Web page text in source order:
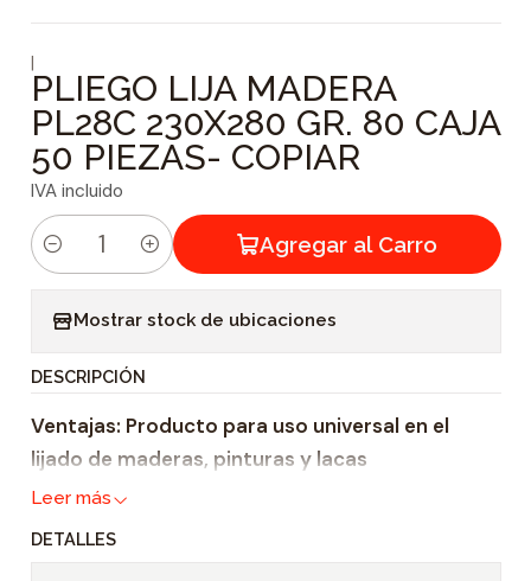
|
PLIEGO LIJA MADERA
PL28C 230X280 GR. 80 CAJA
50 PIEZAS- COPIAR
IVA incluido
C
i
d
a
d
Agregar al Carro
Mostrar stock de ubicaciones
DESCRIPCIÓN
Ventajas: Producto para uso universal en el
lijado de maderas, pinturas y lacas
Leer más
DETALLES